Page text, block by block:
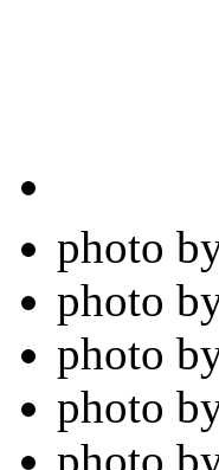
photo
photo
photo
photo